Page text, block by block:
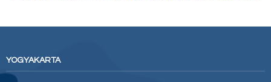
YOGYAKARTA